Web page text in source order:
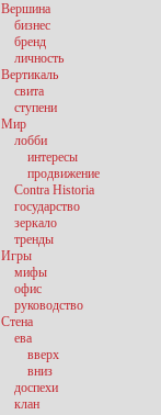
Вершина
бизнес
бренд
личность
Вертикаль
свита
ступени
Мир
лобби
интересы
продвижение
Contra Historia
государство
зеркало
тренды
Игры
мифы
офис
руководство
Стена
ева
вверх
вниз
доспехи
клан